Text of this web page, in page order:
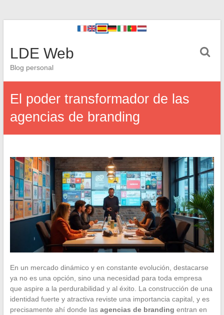
LDE Web
Blog personal
El poder transformador de las
agencias de branding
En un mercado dinámico y en constante evolución, destacarse
ya no es una opción, sino una necesidad para toda empresa
que aspire a la perdurabilidad y al éxito. La construcción de una
identidad fuerte y atractiva reviste una importancia capital, y es
precisamente ahí donde las agencias de branding entran en